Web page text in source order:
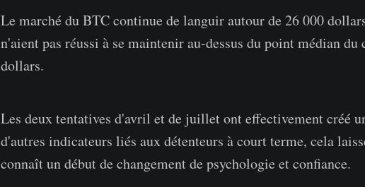
Le marché du BTC continue de languir autour de 26 000
n'aient pas réussi à se maintenir au-dessus du point médian
dollars.
Les deux tentatives d'avril et de juillet ont effectivement créé
d'autres indicateurs liés aux détenteurs à court terme, cela
connaît un début de changement de psychologie et confiance.